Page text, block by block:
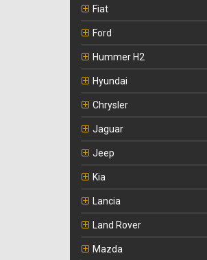
Fiat
Ford
Hummer H2
Hyundai
Chrysler
Jaguar
Jeep
Kia
Lancia
Land Rover
Mazda